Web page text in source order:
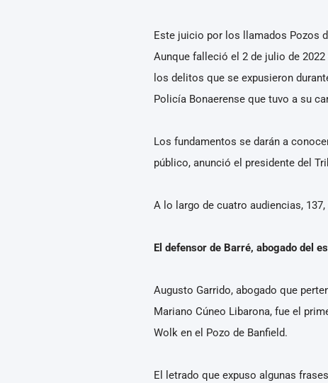
Este juicio por los llamados Pozos
Aunque falleció el 2 de julio de
los delitos que se expusieron
Policía Bonaerense que tuvo a su
Los fundamentos se darán a
público, anunció el presidente del
A lo largo de cuatro audiencias,
El defensor de Barré, abogado del
Augusto Garrido, abogado que
Mariano Cúneo Libarona, fue el
Wolk en el Pozo de Banfield.
El letrado que expuso algunas